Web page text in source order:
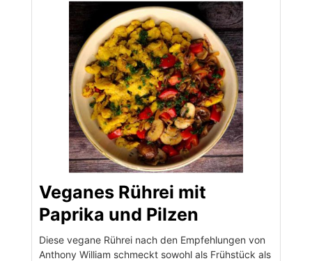
Veganes Rührei mit
Paprika und Pilzen
Diese vegane Rührei nach den Empfehlungen von
Anthony William schmeckt sowohl als Frühstück als